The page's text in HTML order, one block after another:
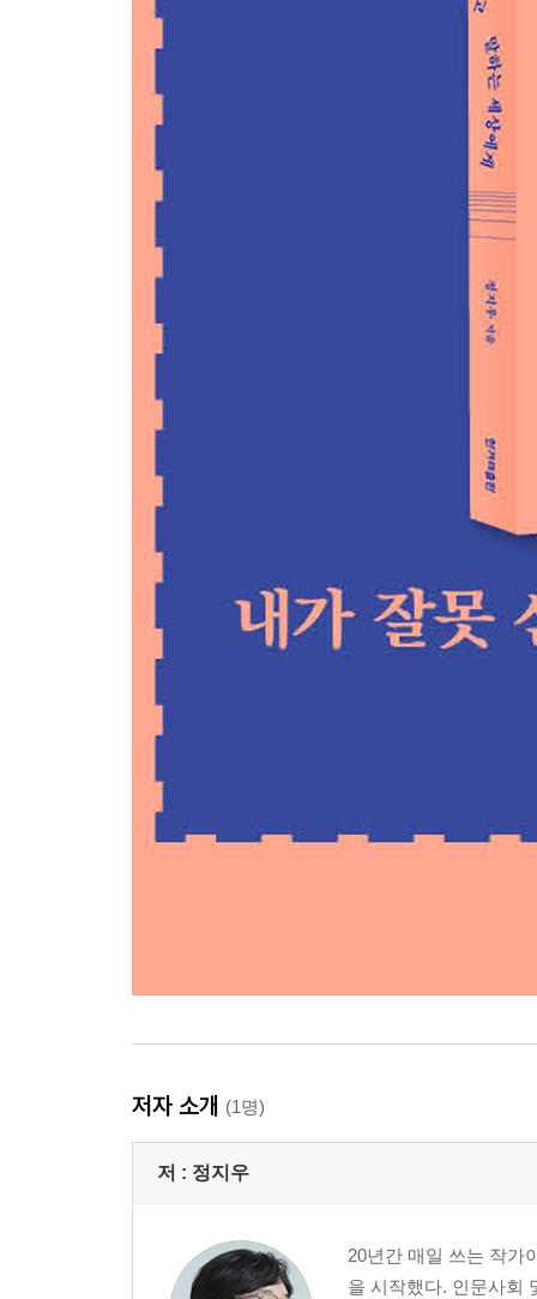
저자 소개 (1명)
저 : 정지우
20년간 매일 쓰는 작가
을 시작했다. 인문사회